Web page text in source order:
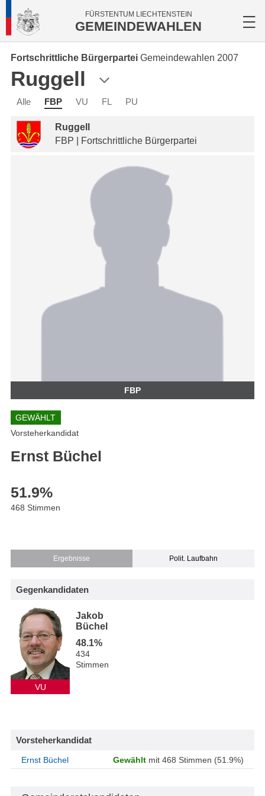
FÜRSTENTUM LIECHTENSTEIN
GEMEINDEWAHLEN
Fortschrittliche Bürgerpartei Gemeindewahlen 2007
Ruggell
Alle FBP VU FL PU
Ruggell
FBP | Fortschrittliche Bürgerpartei
FBP
GEWÄHLT
Vorsteherkandidat
Ernst Büchel
51.9%
468 Stimmen
Ergebnisse Polit. Laufbahn
Gegenkandidaten
VU
Jakob
Büchel
48.1%
434
Stimmen
Vorsteherkandidat
Ernst Büchel Gewählt mit 468 Stimmen (51.9%)